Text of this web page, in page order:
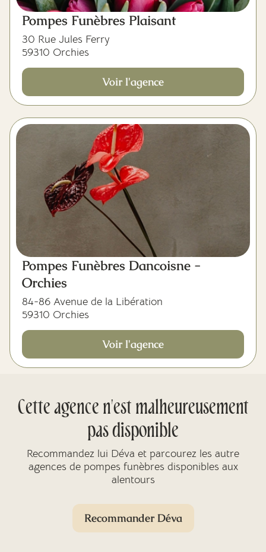
Pompes Funèbres Plaisant
30 Rue Jules Ferry
59310 Orchies
Voir l'agence
Pompes Funèbres Dancoisne -
Orchies
84-86 Avenue de la Libération
59310 Orchies
Voir l'agence
Cette agence n'est malheureusement
pas disponible
Recommandez lui Déva et parcourez les autre
agences de pompes funèbres disponibles aux
alentours
Recommander Déva